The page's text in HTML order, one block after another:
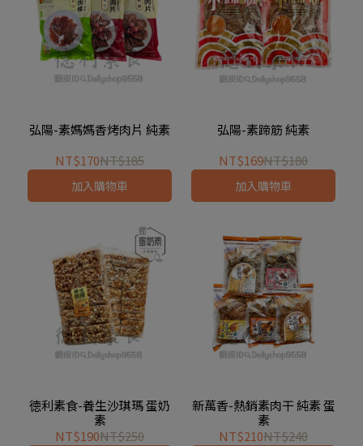
弘陽-素媽媽香烤肉片 純素
NT$170NT$185
加入購物車
弘陽-素蹄筋 純素
NT$169NT$180
加入購物車
徳利素食-養生沙琪瑪 蛋奶
素
NT$190NT$250
新萬香-熱銷素肉干 純素 蛋
素
NT$210NT$240